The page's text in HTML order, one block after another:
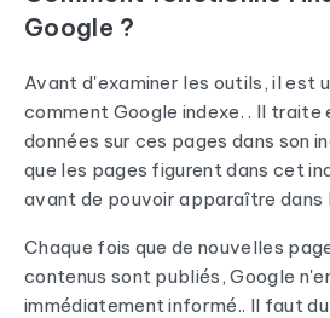
Google ?
Avant d'examiner les outils, il est
comment Google indexe. . Il
données sur ces pages dans son
que les pages figurent dans cet
avant de pouvoir apparaître dans
Chaque fois que de nouvelles
contenus sont publiés, Google
immédiatement informé.. Il faut